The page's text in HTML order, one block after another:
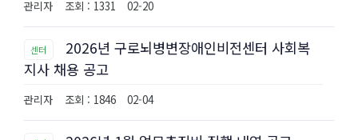
관리자 조회 : 1331 02-20
센터
2026년 구로뇌병변장애인비전센터 사회복
지사 채용 공고
관리자 조회 : 1846 02-04